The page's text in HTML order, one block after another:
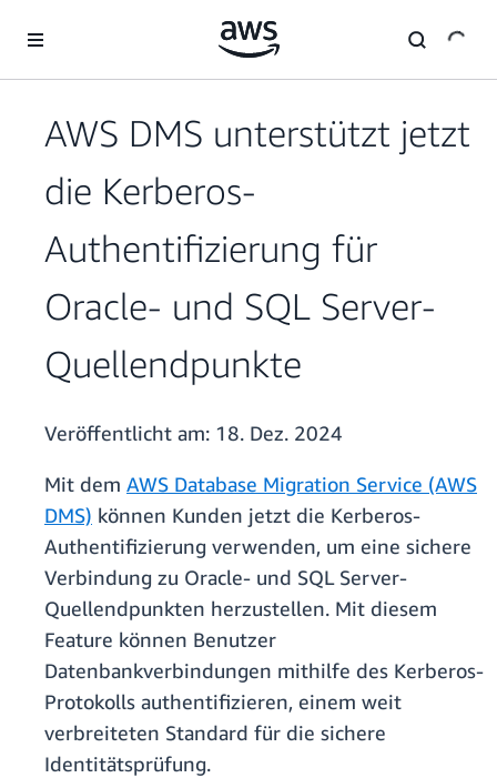
Überspringen zum Hauptinhalt
AWS DMS unterstützt jetzt
die Kerberos-
Authentifizierung für
Oracle- und SQL Server-
Quellendpunkte
Veröffentlicht am: 18. Dez. 2024
Mit dem AWS Database Migration Service (AWS
DMS) können Kunden jetzt die Kerberos-
Authentifizierung verwenden, um eine sichere
Verbindung zu Oracle- und SQL Server-
Quellendpunkten herzustellen. Mit diesem
Feature können Benutzer
Datenbankverbindungen mithilfe des Kerberos-
Protokolls authentifizieren, einem weit
verbreiteten Standard für die sichere
Identitätsprüfung.